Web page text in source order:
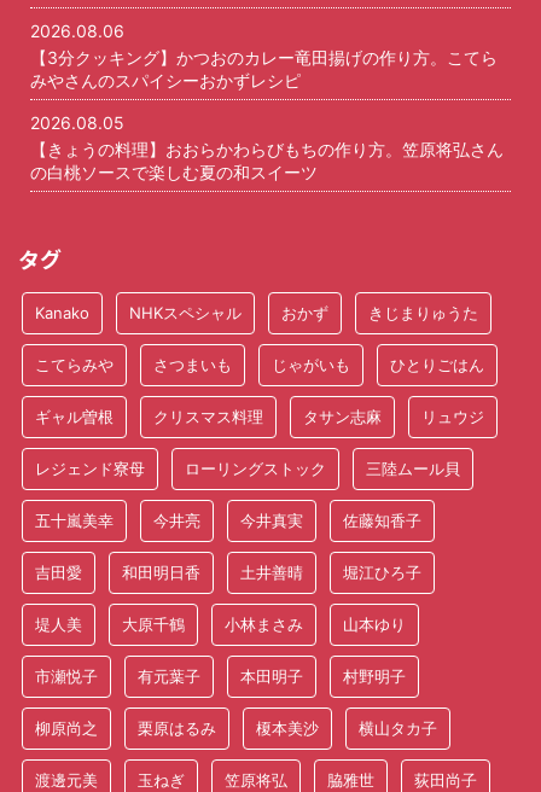
2026.08.06
【3分クッキング】かつおのカレー竜田揚げの作り方。こてら
みやさんのスパイシーおかずレシピ
2026.08.05
【きょうの料理】おおらかわらびもちの作り方。笠原将弘さん
の白桃ソースで楽しむ夏の和スイーツ
タグ
Kanako NHKスペシャル おかず きじまりゅうた
こてらみや さつまいも じゃがいも ひとりごはん
ギャル曽根 クリスマス料理 タサン志麻 リュウジ
レジェンド寮母 ローリングストック 三陸ムール貝
五十嵐美幸 今井亮 今井真実 佐藤知香子
吉田愛 和田明日香 土井善晴 堀江ひろ子
堤人美 大原千鶴 小林まさみ 山本ゆり
市瀬悦子 有元葉子 本田明子 村野明子
柳原尚之 栗原はるみ 榎本美沙 横山タカ子
渡邊元美 玉ねぎ 笠原将弘 脇雅世 荻田尚子